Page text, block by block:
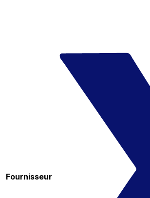
Fournisseur